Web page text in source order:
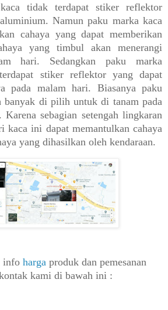
tidak terdapat stiker reflektor
Namun paku marka kaca
cahaya yang dapat memberikan
yang timbul akan menerangi
hari. Sedangkan paku marka
stiker reflektor yang dapat
pada malam hari. Biasanya paku
banyak di pilih untuk di tanam pada
sebagian setengah lingkaran
kaca ini dapat memantulkan cahaya
yang dihasilkan oleh kendaraan.
info harga produk dan pemesanan
kami di bawah ini :